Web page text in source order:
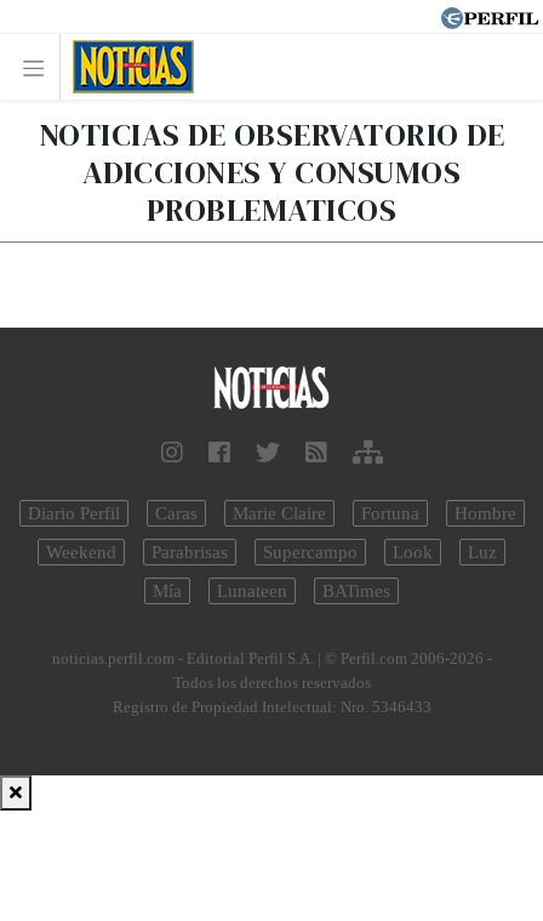
NOTICIAS DE OBSERVATORIO DE
ADICCIONES Y CONSUMOS
PROBLEMATICOS
Diario Perfil Caras Marie Claire Fortuna
Hombre
Weekend
Parabrisas Supercampo Look
Luz
Mía
Lunateen BATimes
noticias.perfil.com - Editorial Perfil S.A. | © Perfil.com 2006-2026 -
Todos los derechos reservados
Registro de Propiedad Intelectual: Nro. 5346433